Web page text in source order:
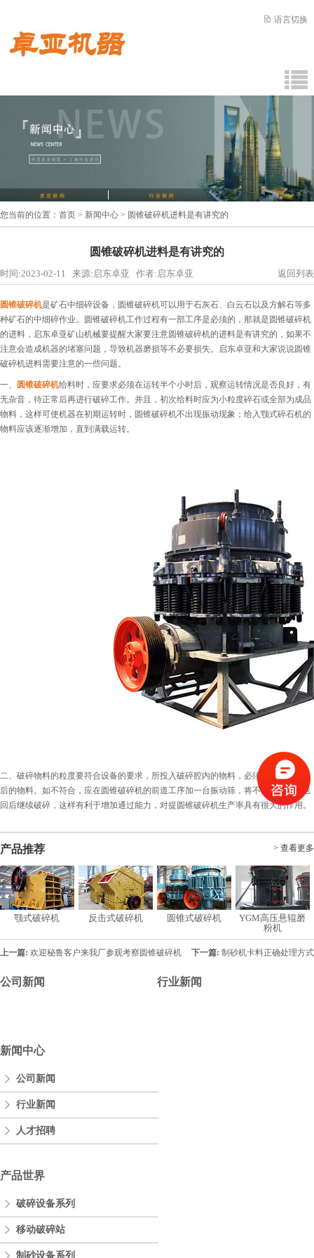
语言切换
您当前的位置： 首页 > 新闻中心 > 圆锥破碎机进料是有讲究的
圆锥破碎机进料是有讲究的
时间:2023-02-11 来源:启东卓亚 作者:启东卓亚 返回列表
圆锥破碎机是矿石中细碎设备，圆锥破碎机可以用于石灰石、白云石以及方解石等多
种矿石的中细碎作业。圆锥破碎机工作过程有一部工序是必须的，那就是圆锥破碎机
的进料，启东卓亚矿山机械要提醒大家要注意圆锥破碎机的进料是有讲究的，如果不
注意会造成机器的堵塞问题，导致机器磨损等不必要损失。启东卓亚和大家说说圆锥
破碎机进料需要注意的一些问题。
一、 圆锥破碎机给料时，应要求必须在运转半个小时后，观察运转情况是否良好，有
无杂音，待正常后再进行破碎工作。并且，初次给料时应为小粒度碎石或全部为成品
物料，这样可使机器在初期运转时，圆锥破碎机不出现振动现象；给入颚式碎石机的
物料应该逐渐增加，直到满载运转。
二、破碎物料的粒度要符合设备的要求，所投入破碎腔内的物料，必须都是进行分筛
后的物料。如不符合，应在圆锥破碎机的前道工序加一台振动筛，将不符合的物料送
回后继续破碎，这样有利于增加通过能力，对提圆锥破碎机生产率具有很大的作用。
产品推荐 > 查看更多
颚式破碎机 反击式破碎机 圆锥式破碎机
YGM高压悬辊磨
粉机
上一篇: 欢迎秘鲁客户来我厂参观考察圆锥破碎机 下一篇: 制砂机卡料正确处理方式
公司新闻 行业新闻
新闻中心
公司新闻
行业新闻
人才招聘
产品世界
破碎设备系列
移动破碎站
制砂设备系列